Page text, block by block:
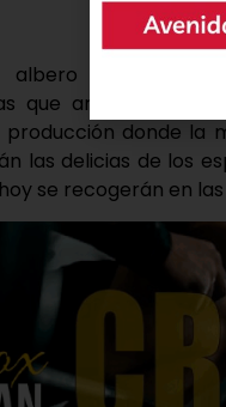
de este
que arrancarán con
donde la
las delicias de los
se recogerán en